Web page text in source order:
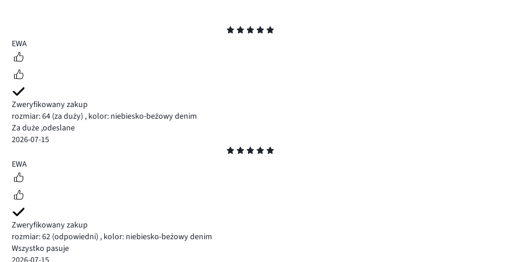
5
EWA
Zweryfikowany zakup
rozmiar: 64 (za duży) , kolor: niebiesko-beżowy denim
Za duże ,odeslane
2026-07-15
5
EWA
Zweryfikowany zakup
rozmiar: 62 (odpowiedni) , kolor: niebiesko-beżowy denim
Wszystko pasuje